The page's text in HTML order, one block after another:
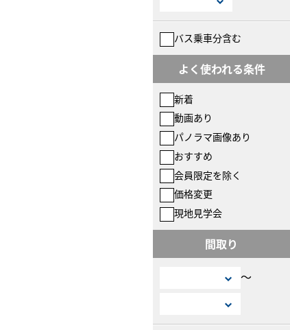
バス乗車分含む
よく使われる条件
新着
動画あり
パノラマ画像あり
おすすめ
会員限定を除く
価格変更
現地見学会
間取り
〜